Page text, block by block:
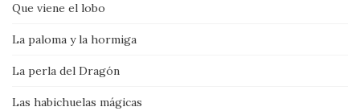
Que viene el lobo
La paloma y la hormiga
La perla del Dragón
Las habichuelas mágicas